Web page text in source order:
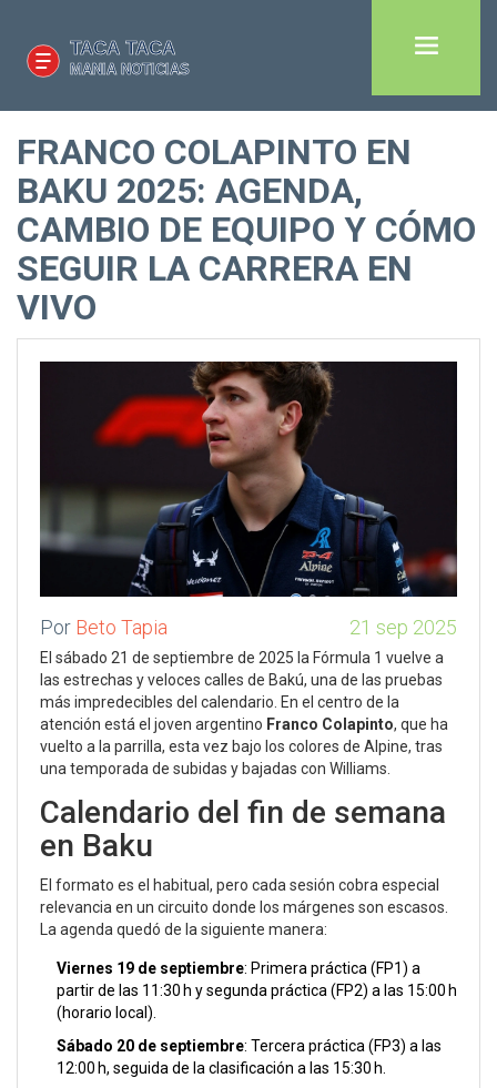
FRANCO COLAPINTO EN
BAKU 2025: AGENDA,
CAMBIO DE EQUIPO Y CÓMO
SEGUIR LA CARRERA EN
VIVO
Por Beto Tapia 21 sep 2025
El sábado 21 de septiembre de 2025 la Fórmula 1 vuelve a
las estrechas y veloces calles de Bakú, una de las pruebas
más impredecibles del calendario. En el centro de la
atención está el joven argentino Franco Colapinto, que ha
vuelto a la parrilla, esta vez bajo los colores de Alpine, tras
una temporada de subidas y bajadas con Williams.
Calendario del fin de semana
en Baku
El formato es el habitual, pero cada sesión cobra especial
relevancia en un circuito donde los márgenes son escasos.
La agenda quedó de la siguiente manera:
Viernes 19 de septiembre: Primera práctica (FP1) a
partir de las 11:30 h y segunda práctica (FP2) a las 15:00 h
(horario local).
Sábado 20 de septiembre: Tercera práctica (FP3) a las
12:00 h, seguida de la clasificación a las 15:30 h.